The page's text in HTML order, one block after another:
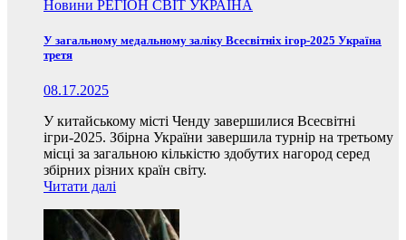
Новини РЕГІОН СВІТ УКРАЇНА
У загальному медальному заліку Всесвітніх ігор-2025 Україна
третя
08.17.2025
У китайському місті Ченду завершилися Всесвітні
ігри-2025. Збірна України завершила турнір на третьому
місці за загальною кількістю здобутих нагород серед
збірних різних країн світу.
Читати далі